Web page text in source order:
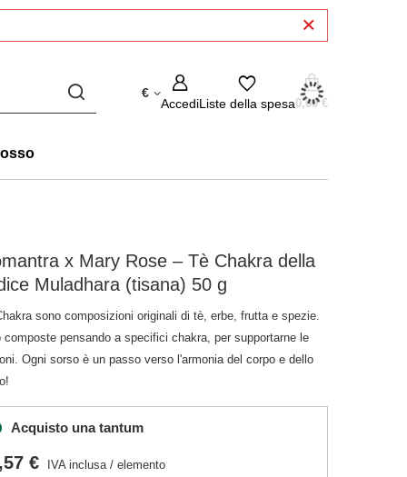
€
AccediListe della spesa0,00 €
x Mary Rose – Tè Chakra della
Muladhara (tisana) 50 g
sono composizioni originali di tè, erbe, frutta e spezie.
composte pensando a specifici chakra, per supportarne le
Ogni sorso è un passo verso l'armonia del corpo e dello
Acquisto una tantum
€ IVA inclusa/elemento